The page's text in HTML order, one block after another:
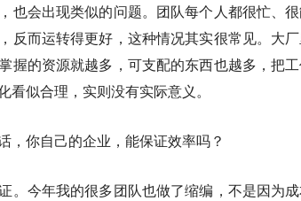
也会出现类似的问题。团队每个人都很忙、
反而运转得更好，这种情况其实很常见。大
握的资源就越多，可支配的东西也越多，把
看似合理，实则没有实际意义。
，你自己的企业，能保证效率吗？
。今年我的很多团队也做了缩编，不是因为